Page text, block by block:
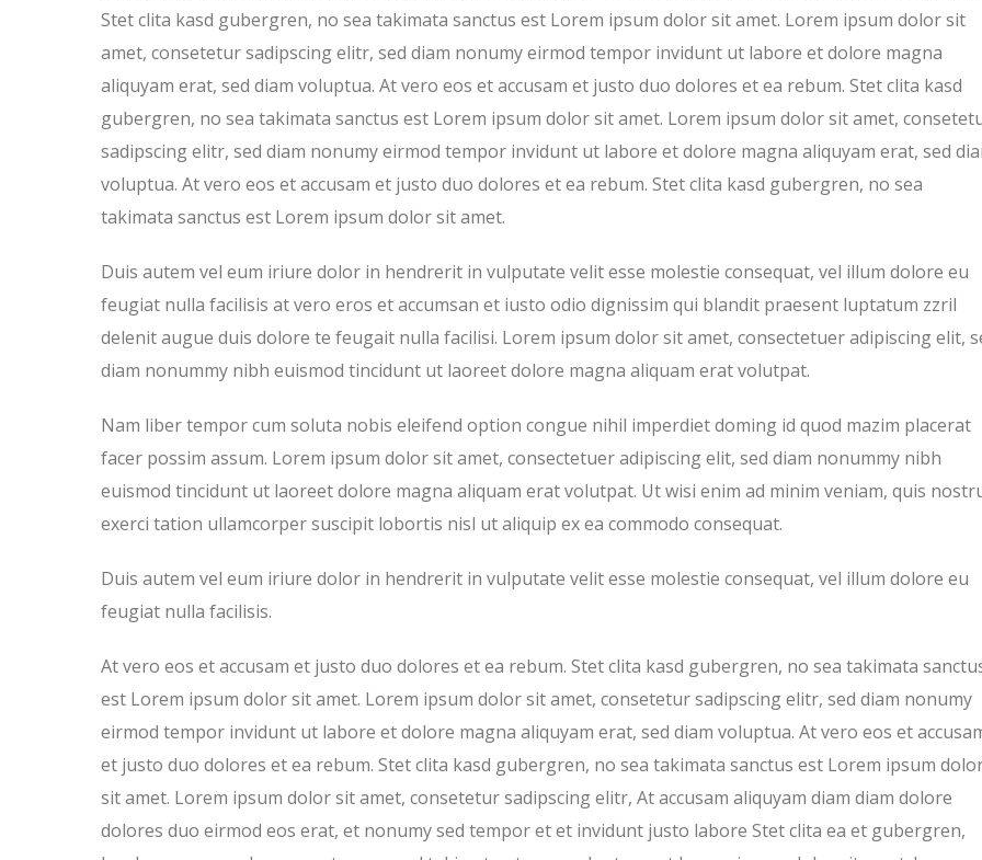
Stet clita kasd gubergren, no sea takimata sanctus est Lorem ipsum dolor sit amet. Lorem ipsum dolor sit
amet, consetetur sadipscing elitr, sed diam nonumy eirmod tempor invidunt ut labore et dolore magna
aliquyam erat, sed diam voluptua. At vero eos et accusam et justo duo dolores et ea rebum. Stet clita kasd
gubergren, no sea takimata sanctus est Lorem ipsum dolor sit amet. Lorem ipsum dolor sit amet,
sadipscing elitr, sed diam nonumy eirmod tempor invidunt ut labore et dolore magna aliquyam erat, sed
voluptua. At vero eos et accusam et justo duo dolores et ea rebum. Stet clita kasd gubergren, no sea
takimata sanctus est Lorem ipsum dolor sit amet.
Duis autem vel eum iriure dolor in hendrerit in vulputate velit esse molestie consequat, vel illum dolore eu
feugiat nulla facilisis at vero eros et accumsan et iusto odio dignissim qui blandit praesent luptatum zzril
delenit augue duis dolore te feugait nulla facilisi. Lorem ipsum dolor sit amet, consectetuer adipiscing elit,
diam nonummy nibh euismod tincidunt ut laoreet dolore magna aliquam erat volutpat.
Nam liber tempor cum soluta nobis eleifend option congue nihil imperdiet doming id quod mazim placerat
facer possim assum. Lorem ipsum dolor sit amet, consectetuer adipiscing elit, sed diam nonummy nibh
euismod tincidunt ut laoreet dolore magna aliquam erat volutpat. Ut wisi enim ad minim veniam, quis
exerci tation ullamcorper suscipit lobortis nisl ut aliquip ex ea commodo consequat.
Duis autem vel eum iriure dolor in hendrerit in vulputate velit esse molestie consequat, vel illum dolore eu
feugiat nulla facilisis.
At vero eos et accusam et justo duo dolores et ea rebum. Stet clita kasd gubergren, no sea takimata
est Lorem ipsum dolor sit amet. Lorem ipsum dolor sit amet, consetetur sadipscing elitr, sed diam nonumy
eirmod tempor invidunt ut labore et dolore magna aliquyam erat, sed diam voluptua. At vero eos et
et justo duo dolores et ea rebum. Stet clita kasd gubergren, no sea takimata sanctus est Lorem ipsum
sit amet. Lorem ipsum dolor sit amet, consetetur sadipscing elitr, At accusam aliquyam diam diam dolore
dolores duo eirmod eos erat, et nonumy sed tempor et et invidunt justo labore Stet clita ea et gubergren,